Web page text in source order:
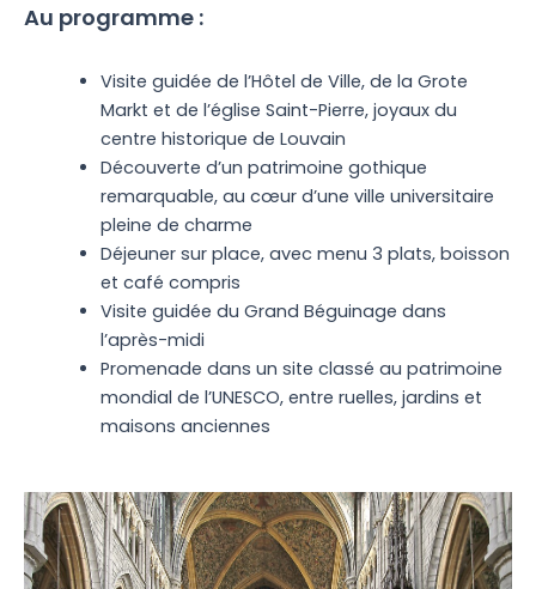
Au programme :
Visite guidée de l’Hôtel de Ville, de la Grote
Markt et de l’église Saint-Pierre, joyaux du
centre historique de Louvain
Découverte d’un patrimoine gothique
remarquable, au cœur d’une ville universitaire
pleine de charme
Déjeuner sur place, avec menu 3 plats, boisson
et café compris
Visite guidée du Grand Béguinage dans
l’après-midi
Promenade dans un site classé au patrimoine
mondial de l’UNESCO, entre ruelles, jardins et
maisons anciennes